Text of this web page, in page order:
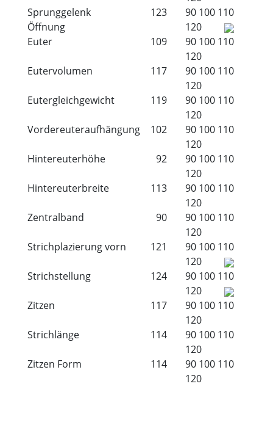
Sprunggelenk
Öffnung
123 90 100 110
120
Euter
109 90 100 110
120
Eutervolumen
117 90 100 110
120
Eutergleichgewicht
119 90 100 110
120
Vordereuteraufhängung
102 90 100 110
120
Hintereuterhöhe
92 90 100 110
120
Hintereuterbreite
113 90 100 110
120
Zentralband
90 90 100 110
120
Strichplazierung vorn
121 90 100 110
120
Strichstellung
124 90 100 110
120
Zitzen
117 90 100 110
120
Strichlänge
114 90 100 110
120
Zitzen Form
114 90 100 110
120